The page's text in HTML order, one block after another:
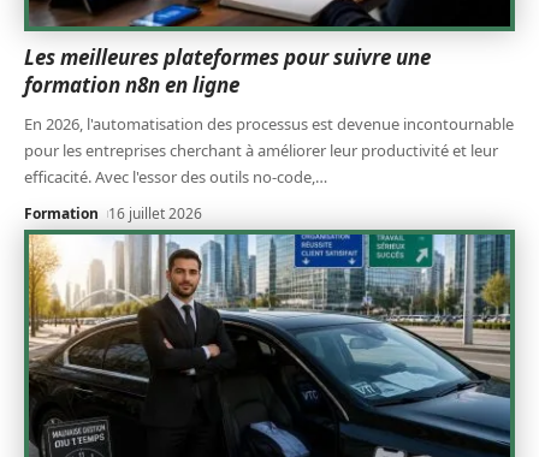
Les meilleures plateformes pour suivre une
formation n8n en ligne
En 2026, l'automatisation des processus est devenue incontournable
pour les entreprises cherchant à améliorer leur productivité et leur
efficacité. Avec l'essor des outils no-code,…
Formation 16 juillet 2026